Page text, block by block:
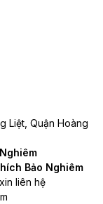
Liệt, Quận Hoàng
Bảo Nghiêm
liên hệ